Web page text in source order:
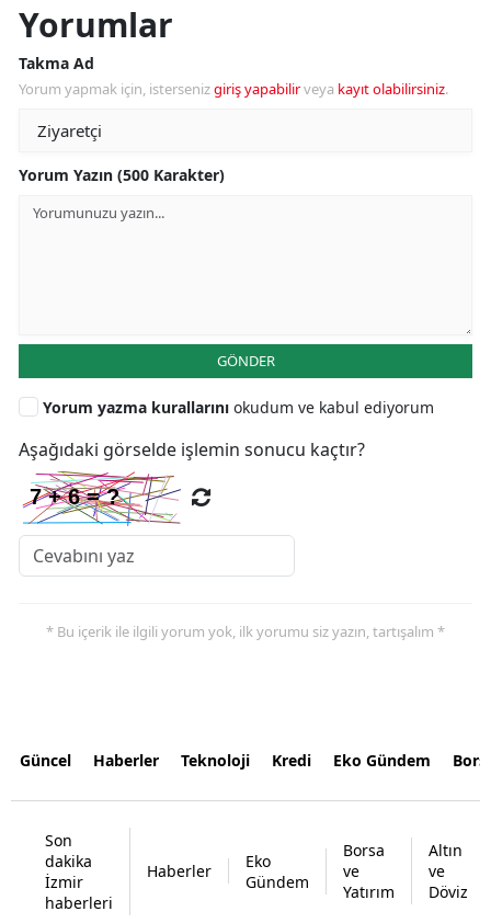
Yorumlar
Takma Ad
Yorum yapmak için, istersenizgiriş yapabilirveya kayıt olabilirsiniz.
Yorum Yazın (500 Karakter)
GÖNDER
Yorum yazma kurallarını okudum ve kabul ediyorum
Aşağıdaki görselde işlemin sonucu kaçtır?
* Bu içerik ile ilgili yorum yok, ilk yorumu siz yazın, tartışalım *
Güncel Haberler Teknoloji Kredi Eko Gündem
Son
dakika
İzmir
haberleri
Haberler
Eko
Gündem
Borsa
ve
Yatırım
Altın
ve
Döviz